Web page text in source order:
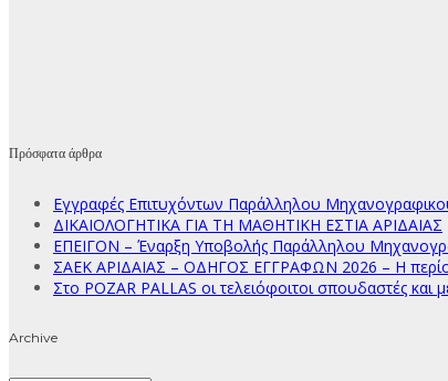
Πρόσφατα άρθρα
Εγγραφές Επιτυχόντων Παράλληλου
ΔΙΚΑΙΟΛΟΓΗΤΙΚΑ ΓΙΑ ΤΗ ΜΑΘΗΤΙΚΗ ΕΣΤΙΑ ΑΡΙΔΑΙΑΣ
ΕΠΕΙΓΟΝ – Έναρξη Υποβολής Παράλληλου
ΣΑΕΚ ΑΡΙΔΑΙΑΣ – ΟΔΗΓΟΣ ΕΓΓΡΑΦΩΝ 2026 – Η
Στο POZAR PALLAS οι τελειόφοιτοι σπουδαστές
Archive